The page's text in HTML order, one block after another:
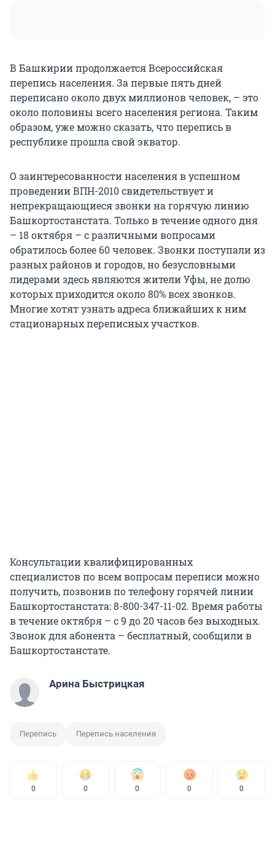
В Башкирии продолжается Всероссийская
перепись населения. За первые пять дней
переписано около двух миллионов человек, – это
около половины всего населения региона. Таким
образом, уже можно сказать, что перепись в
республике прошла свой экватор.
О заинтересованности населения в успешном
проведении ВПН-2010 свидетельствует и
непрекращающиеся звонки на горячую линию
Башкортостанстата. Только в течение одного дня
– 18 октября – с различными вопросами
обратилось более 60 человек. Звонки поступали из
разных районов и городов, но безусловными
лидерами здесь являются жители Уфы, не долю
которых приходится около 80% всех звонков.
Многие хотят узнать адреса ближайших к ним
стационарных переписных участков.
Консультации квалифицированных
специалистов по всем вопросам переписи можно
получить, позвонив по телефону горячей линии
Башкортостанстата: 8-800-347-11-02. Время работы
в течение октября – с 9 до 20 часов без выходных.
Звонок для абонента – бесплатный, сообщили в
Башкортостанстате.
Арина Быстрицкая
Перепись Перепись населения
0 0 0 0 0